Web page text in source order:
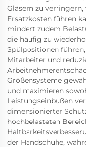
Gläsern zu
Ersatzkosten führen
mindert zudem
die häufig zu
Spülpositionen
Mitarbeiter und
Größensysteme
und maximieren
Leistungseinbußen
dimensionierter
hochbelasteten
der Handschuhe,